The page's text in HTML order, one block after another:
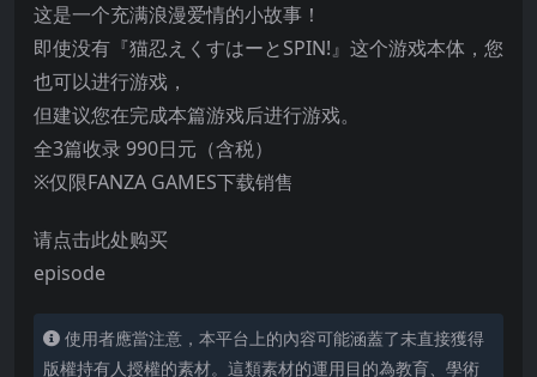
这是一个充满浪漫爱情的小故事！
即使没有『猫忍えくすはーとSPIN!』这个游戏本体，您
也可以进行游戏，
但建议您在完成本篇游戏后进行游戏。
全3篇收录 990日元（含税）
※仅限FANZA GAMES下载销售
请点击此处购买
episode
使用者應當注意，本平台上的內容可能涵蓋了未直接獲得
版權持有人授權的素材。這類素材的運用目的為教育、學術